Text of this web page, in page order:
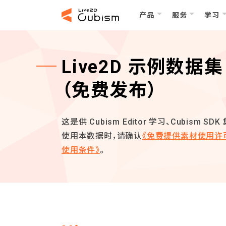
产品 服务 学习
Live2D 示例数据集
（免费发布）
这是供 Cubism Editor 学习、Cubism SDK
使用本数据时，请确认《免费提供素材使用许
使用条件》。